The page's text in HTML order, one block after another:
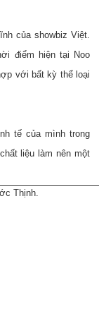
của showbiz Việt.
điểm hiện tại Noo
với bất kỳ thể loại
tế của mình trong
liệu làm nên một